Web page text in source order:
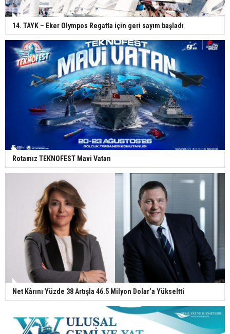
14. TAYK – Eker Olympos Regatta için geri sayım başladı
Rotamız TEKNOFEST Mavi Vatan
Net Kârını Yüzde 38 Artışla 46.5 Milyon Dolar’a Yükseltti